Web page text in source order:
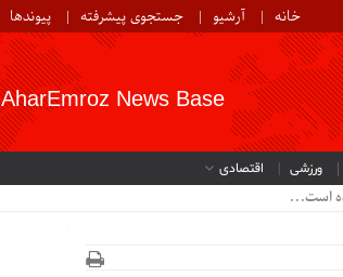
خانه آرشیو جستجوی پیشرفته پیوندها
AharEmroz News Base
ورزشی اقتصادی